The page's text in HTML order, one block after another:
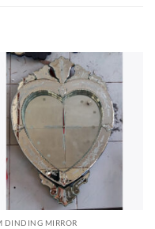
DINDING MIRROR